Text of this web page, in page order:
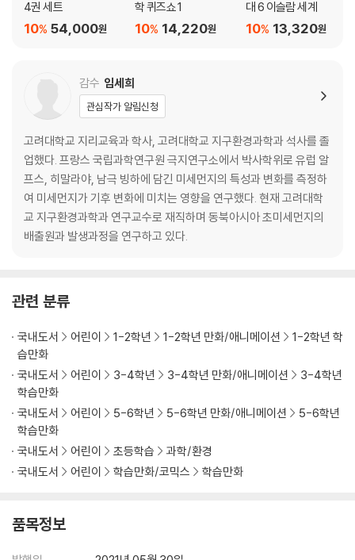
4권 세트
54,000원
10%
학 퀴즈쇼 1
14,220원
10%
대 6 이슬람 세계
13,320원
10%
감수 임세희
관심작가 알림신청
고려대학교 지리교육과 학사, 고려대학교 지구환경과학과 석사를 졸
업했다. 프랑스 국립과학연구원 극지연구소에서 박사학위로 유럽 알
프스, 히말라야, 남극 빙하에 담긴 미세먼지의 특성과 변화를 측정하
여 미세먼지가 기후 변화에 미치는 영향을 연구했다. 현재 고려대학
교 지구환경과학과 연구교수로 재직하며 동북아시아 초미세먼지의
배출원과 발생과정을 연구하고 있다.
관련 분류
국내도서 어린이 1-2학년 1-2학년 만화/애니메이션
1-2학년 학
습만화
국내도서
어린이 3-4학년 3-4학년 만화/애니메이션
3-4학년
학습만화
국내도서
어린이 5-6학년 5-6학년 만화/애니메이션
5-6학년
학습만화
국내도서
어린이 초등학습
과학/환경
국내도서
어린이 학습만화/코믹스 학습만화
품목정보